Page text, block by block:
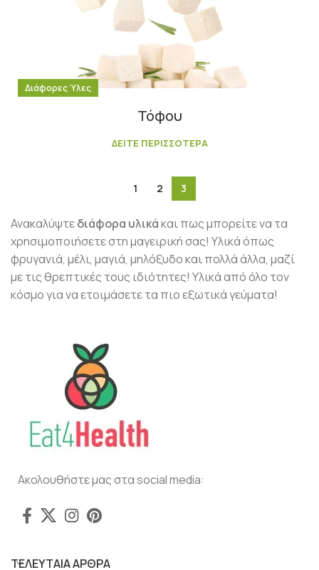
Διάφορες Ύλες
Τόφου
ΔΕΙΤΕ ΠΕΡΙΣΣΟΤΕΡΑ
1 2 3
Ανακαλύψτεδιάφορα υλικάκαι πως μπορείτε να τα
χρησιμοποιήσετε στη μαγειρική σας! Υλικά όπως
φρυγανιά, μέλι, μαγιά, μηλόξυδο και πολλά άλλα, μαζί
με τις θρεπτικές τους ιδιότητες! Υλικά από όλο τον
κόσμο για να ετοιμάσετε τα πιο εξωτικά γεύματα!
Ακολουθήστε μας στα social media:
ΤΕΛΕΥΤΑΙΑ ΑΡΘΡΑ